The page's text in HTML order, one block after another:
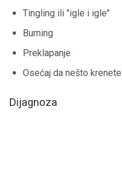
Tingling ili "igle i igle"
Burning
Preklapanje
Osećaj da nešto
Dijagnoza